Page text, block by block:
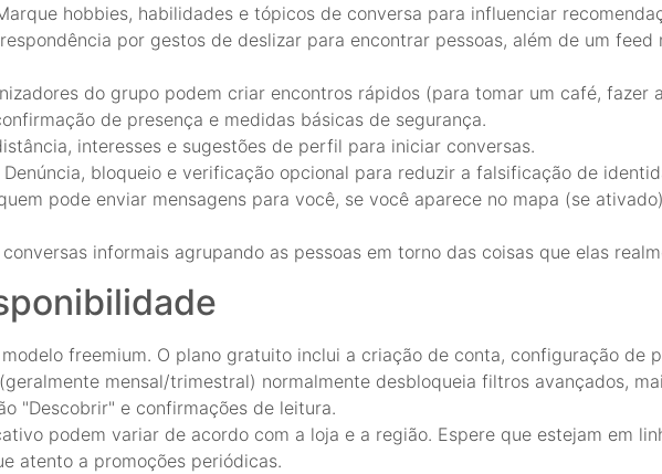
hobbies, habilidades e tópicos de conversa para influenciar
por gestos de deslizar para encontrar pessoas, além de um
do grupo podem criar encontros rápidos (para tomar um café, fazer
de presença e medidas básicas de segurança.
interesses e sugestões de perfil para iniciar conversas.
bloqueio e verificação opcional para reduzir a falsificação de
pode enviar mensagens para você, se você aparece no mapa (se
informais agrupando as pessoas em torno das coisas que elas
freemium. O plano gratuito inclui a criação de conta, configuração de
mensal/trimestral) normalmente desbloqueia filtros avançados,
"Descobrir" e confirmações de leitura.
podem variar de acordo com a loja e a região. Espere que estejam em
atento a promoções periódicas.